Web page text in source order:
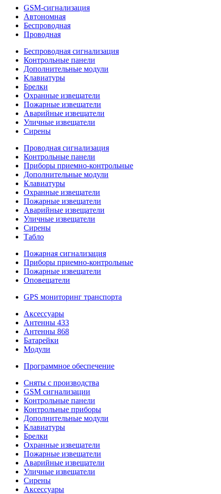
GSM-сигнализация
Автономная
Беспроводная
Проводная
Беспроводная сигнализация
Контрольные панели
Дополнительные модули
Клавиатуры
Брелки
Охранные извещатели
Пожарные извещатели
Аварийные извещатели
Уличные извещатели
Сирены
Проводная сигнализация
Контрольные панели
Приборы приемно-контрольные
Дополнительные модули
Клавиатуры
Охранные извещатели
Пожарные извещатели
Аварийные извещатели
Уличные извещатели
Сирены
Табло
Пожарная сигнализация
Приборы приемно-контрольные
Пожарные извещатели
Оповещатели
GPS мониторинг транспорта
Аксессуары
Антенны 433
Антенны 868
Батарейки
Модули
Программное обеспечение
Сняты с производства
GSM сигнализации
Контрольные панели
Контрольные приборы
Дополнительные модули
Клавиатуры
Брелки
Охранные извещатели
Пожарные извещатели
Аварийные извещатели
Уличные извещатели
Сирены
Аксессуары